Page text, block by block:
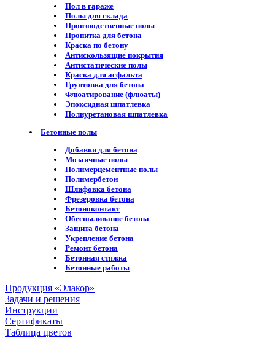
Пол в гараже
Полы для склада
Производственные полы
Пропитка для бетона
Краска по бетону
Антискользящие покрытия
Антистатические полы
Краска для асфальта
Грунтовка для бетона
Флюатирование (флюаты)
Эпоксидная шпатлевка
Полиуретановая шпатлевка
Бетонные полы
Добавки для бетона
Мозаичные полы
Полимерцементные полы
Полимербетон
Шлифовка бетона
Фрезеровка бетона
Бетоноконтакт
Обеспыливание бетона
Защита бетона
Укрепление бетона
Ремонт бетона
Бетонная стяжка
Бетонные работы
Продукция «Элакор»
Задачи и решения
Инструкции
Сертификаты
Таблица цветов